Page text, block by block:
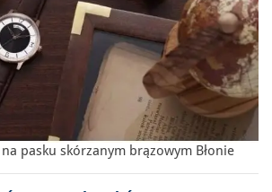
pasku skórzanym brązowym Błonie